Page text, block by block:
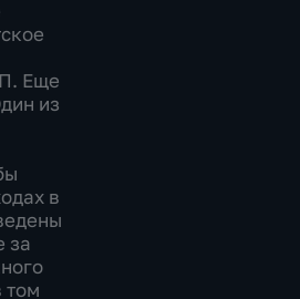
Еще
из
в
за
том